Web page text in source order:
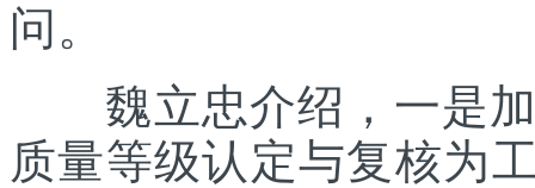
问。
魏立忠介绍，一是加
质量等级认定与复核为